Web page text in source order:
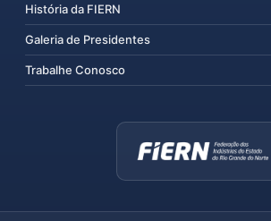
História da FIERN
Galeria de Presidentes
Trabalhe Conosco